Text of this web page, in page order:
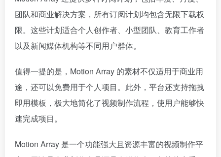
团队和商业解决方案，所有订阅计划均包含无限下载权
限。这些计划适合个人创作者、小型团队、教育工作者
以及新闻媒体机构等不同用户群体。
值得一提的是，Motion Array 的素材不仅适用于商业用
途，还可以免费用于个人项目。此外，平台还支持拖拽
即用模板，极大地简化了视频制作流程，使用户能够快
速完成项目。
Motion Array 是一个功能强大且资源丰富的视频制作平